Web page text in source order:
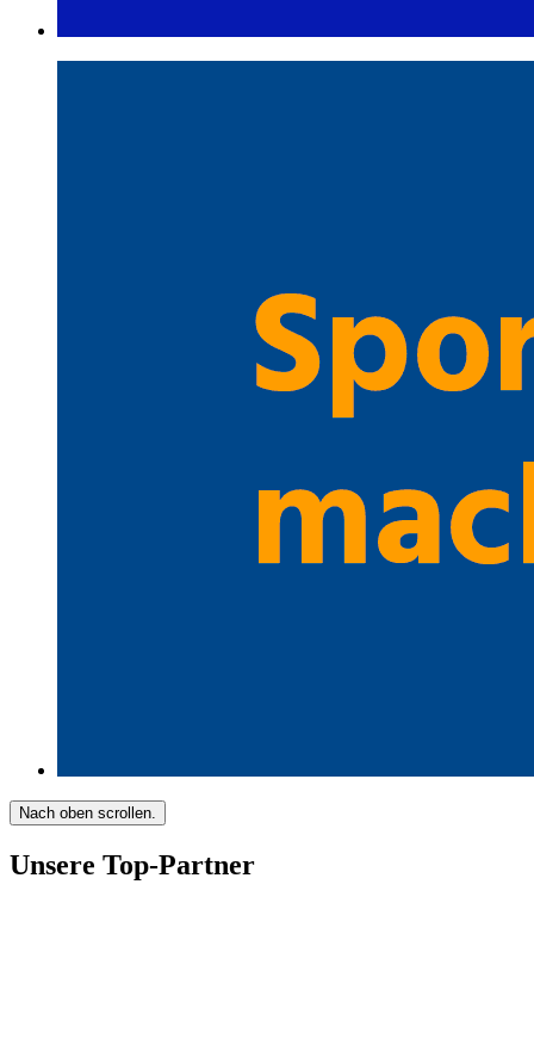
Nach oben scrollen.
Unsere Top-Partner